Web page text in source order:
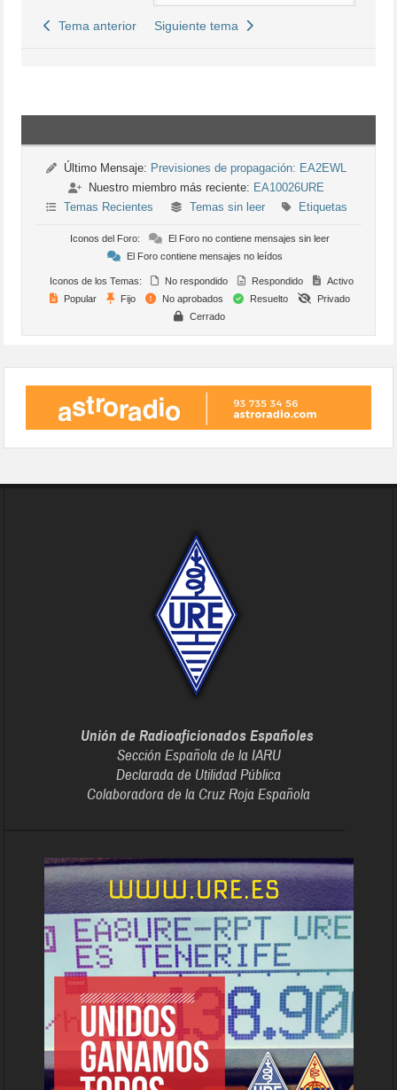
Tema anterior Siguiente tema
Último Mensaje: Previsiones de propagación: EA2EWL
Nuestro miembro más reciente: EA10026URE
Temas Recientes
Temas sin leer Etiquetas
Iconos del Foro:
El Foro no contiene mensajes sin leer
El Foro contiene mensajes no leídos
Iconos de los Temas: No respondido Respondido
Activo
Popular
Fijo No aprobados Resuelto
Privado
Cerrado
Unión de Radioaficionados Españoles
Sección Española de la IARU
Declarada de Utilidad Pública
Colaboradora de la Cruz Roja Española